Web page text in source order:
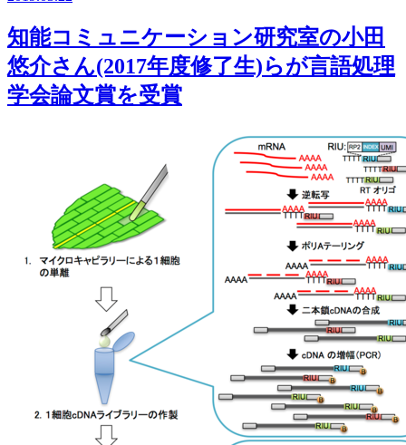
知能コミュニケーション研究室の小田
悠介さん(2017年度修了生)らが言語処理
学会論文賞を受賞